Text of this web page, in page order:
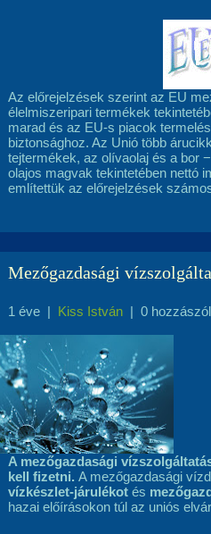
Az előrejelzések szerint az EU
élelmiszeripari termékek
marad és az EU-s piacok
biztonsághoz. Az Unió több
tejtermékek, az olívaolaj és a bor
olajos magvak tekintetében nettó
említettük az előrejelzések
Mezőgazdasági
1 éve | Kiss István | 0
A mezőgazdasági
kell fizetni. A mezőgazdasági
vízkészlet-járulékot és
hazai előírásokon túl az uniós